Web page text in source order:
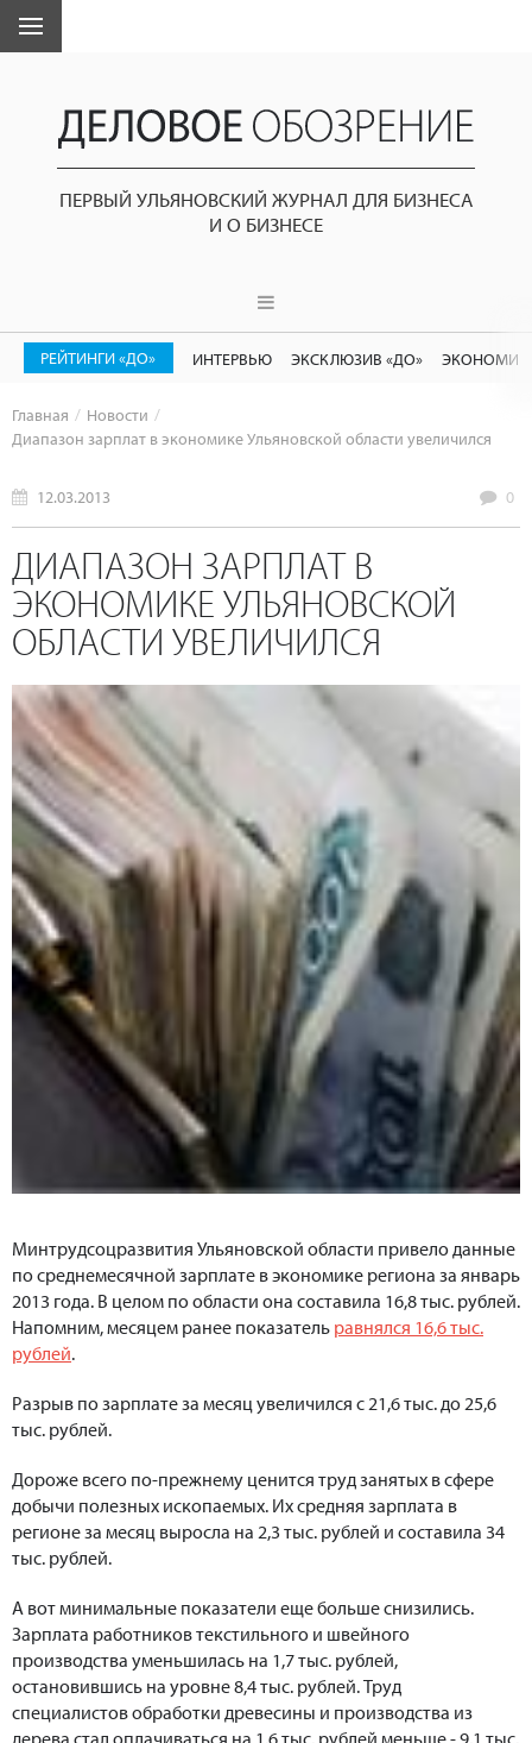
ПЕРВЫЙ УЛЬЯНОВСКИЙ ЖУРНАЛ ДЛЯ БИЗНЕСА
И О БИЗНЕСЕ
РЕЙТИНГИ «ДО» ИНТЕРВЬЮ ЭКСКЛЮЗИВ «ДО»
Главная
Новости
Диапазон зарплат в экономике Ульяновской области увеличился
12.03.2013 0
ДИАПАЗОН ЗАРПЛАТ В
ЭКОНОМИКЕ УЛЬЯНОВСКОЙ
ОБЛАСТИ УВЕЛИЧИЛСЯ
Минтрудсоцразвития Ульяновской области привело данные
по среднемесячной зарплате в экономике региона за январь
2013 года. В целом по области она составила 16,8 тыс. рублей.
Напомним, месяцем ранее показатель равнялся 16,6 тыс.
рублей.
Разрыв по зарплате за месяц увеличился с 21,6 тыс. до 25,6
тыс. рублей.
Дороже всего по-прежнему ценится труд занятых в сфере
добычи полезных ископаемых. Их средняя зарплата в
регионе за месяц выросла на 2,3 тыс. рублей и составила 34
тыс. рублей.
А вот минимальные показатели еще больше снизились.
Зарплата работников текстильного и швейного
производства уменьшилась на 1,7 тыс. рублей,
остановившись на уровне 8,4 тыс. рублей. Труд
специалистов обработки древесины и производства из